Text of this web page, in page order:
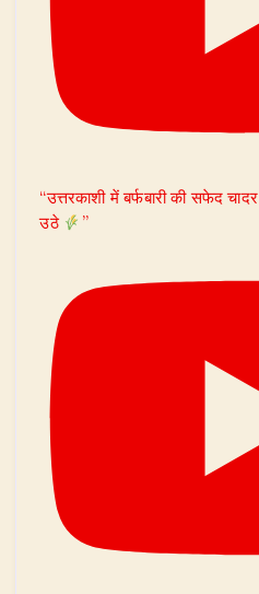
“उत्तरकाशी में बर्फबारी की सफेद चादर
उठे
”